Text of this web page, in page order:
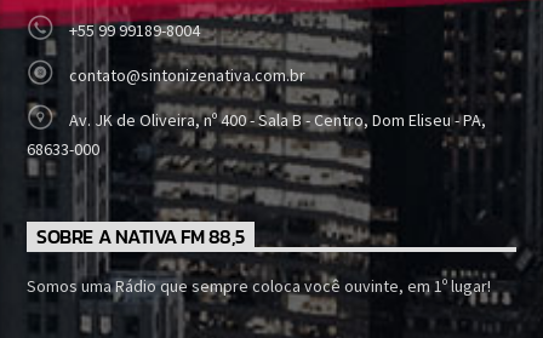
+55 99 99189-8004
contato@sintonizenativa.com.br
Av. JK de Oliveira, nº 400 - Sala B - Centro, Dom Eliseu - PA,
68633-000
SOBRE A NATIVA FM 88,5
Somos uma Rádio que sempre coloca você ouvinte, em 1º lugar!